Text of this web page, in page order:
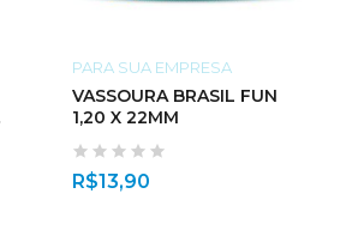
PARA SUA EMPRESA
VASSOURA BRASIL FUN
1,20 X 22MM
R$13,90